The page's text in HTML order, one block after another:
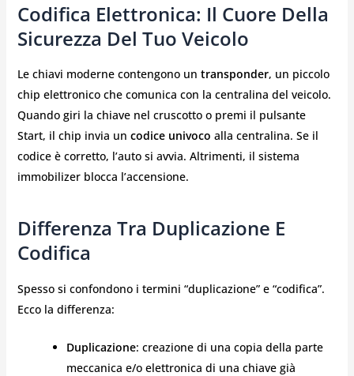
Codifica Elettronica: Il Cuore Della
Sicurezza Del Tuo Veicolo
Le chiavi moderne contengono un transponder, un piccolo
chip elettronico che comunica con la centralina del veicolo.
Quando giri la chiave nel cruscotto o premi il pulsante
Start, il chip invia un codice univoco alla centralina. Se il
codice è corretto, l’auto si avvia. Altrimenti, il sistema
immobilizer blocca l’accensione.
Differenza Tra Duplicazione E
Codifica
Spesso si confondono i termini “duplicazione” e “codifica”.
Ecco la differenza:
Duplicazione: creazione di una copia della parte
meccanica e/o elettronica di una chiave già